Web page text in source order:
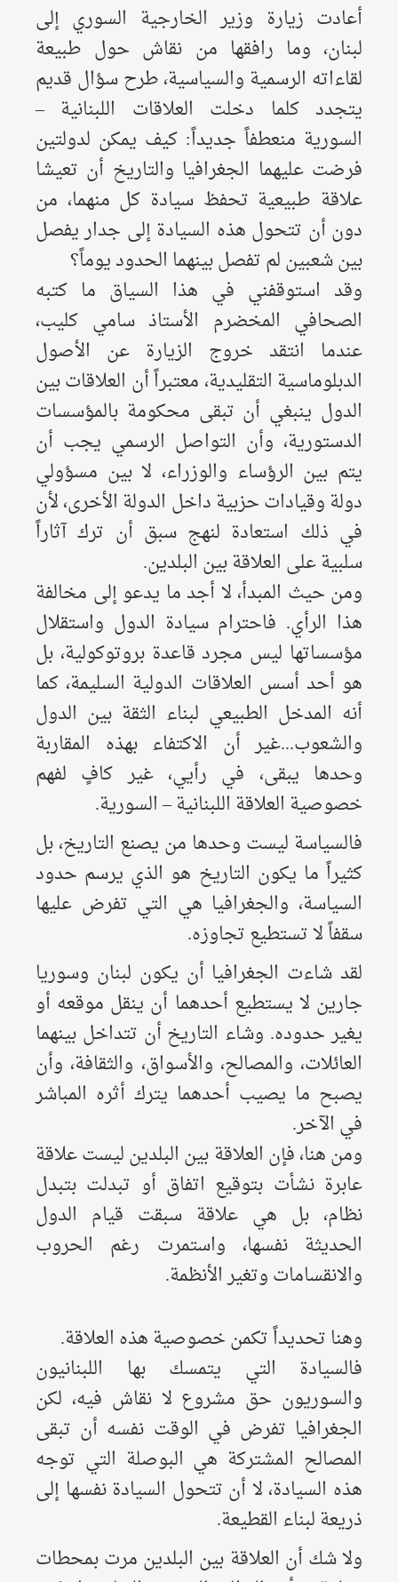
أعادت زيارة وزير الخارجية السوري إلى
لبنان، وما رافقها من نقاش حول طبيعة
لقاءاته الرسمية والسياسية، طرح سؤال قديم
يتجدد كلما دخلت العلاقات اللبنانية –
السورية منعطفاً جديداً: كيف يمكن لدولتين
فرضت عليهما الجغرافيا والتاريخ أن تعيشا
علاقة طبيعية تحفظ سيادة كل منهما، من
دون أن تتحول هذه السيادة إلى جدار يفصل
بين شعبين لم تفصل بينهما الحدود يوماً؟
وقد استوقفني في هذا السياق ما كتبه
الصحافي المخضرم الأستاذ سامي كليب،
عندما انتقد خروج الزيارة عن الأصول
الدبلوماسية التقليدية، معتبراً أن العلاقات بين
الدول ينبغي أن تبقى محكومة بالمؤسسات
الدستورية، وأن التواصل الرسمي يجب أن
يتم بين الرؤساء والوزراء، لا بين مسؤولي
دولة وقيادات حزبية داخل الدولة الأخرى، لأن
في ذلك استعادة لنهج سبق أن ترك آثاراً
سلبية على العلاقة بين البلدين.
ومن حيث المبدأ، لا أجد ما يدعو إلى مخالفة
هذا الرأي. فاحترام سيادة الدول واستقلال
مؤسساتها ليس مجرد قاعدة بروتوكولية، بل
هو أحد أسس العلاقات الدولية السليمة، كما
أنه المدخل الطبيعي لبناء الثقة بين الدول
والشعوب...غير أن الاكتفاء بهذه المقاربة
وحدها يبقى، في رأيي، غير كافٍ لفهم
خصوصية العلاقة اللبنانية – السورية.
فالسياسة ليست وحدها من يصنع التاريخ، بل
كثيراً ما يكون التاريخ هو الذي يرسم حدود
السياسة، والجغرافيا هي التي تفرض عليها
سقفاً لا تستطيع تجاوزه.
لقد شاءت الجغرافيا أن يكون لبنان وسوريا
جارين لا يستطيع أحدهما أن ينقل موقعه أو
يغير حدوده. وشاء التاريخ أن تتداخل بينهما
العائلات، والمصالح، والأسواق، والثقافة، وأن
يصبح ما يصيب أحدهما يترك أثره المباشر
في الآخر.
ومن هنا، فإن العلاقة بين البلدين ليست علاقة
عابرة نشأت بتوقيع اتفاق أو تبدلت بتبدل
نظام، بل هي علاقة سبقت قيام الدول
الحديثة نفسها، واستمرت رغم الحروب
والانقسامات وتغير الأنظمة.
وهنا تحديداً تكمن خصوصية هذه العلاقة.
فالسيادة التي يتمسك بها اللبنانيون
والسوريون حق مشروع لا نقاش فيه، لكن
الجغرافيا تفرض في الوقت نفسه أن تبقى
المصالح المشتركة هي البوصلة التي توجه
هذه السيادة، لا أن تتحول السيادة نفسها إلى
ذريعة لبناء القطيعة.
ولا شك أن العلاقة بين البلدين مرت بمحطات